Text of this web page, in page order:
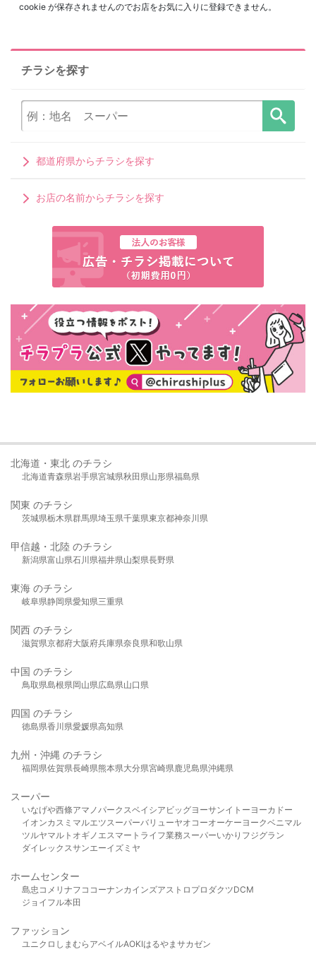
cookie が保存されませんのでお店をお気に入りに登録できません。
チラシを探す
都道府県からチラシを探す
お店の名前からチラシを探す
北海道・東北 のチラシ
北海道青森県岩手県宮城県秋田県山形県福島県
関東 のチラシ
茨城県栃木県群馬県埼玉県千葉県東京都神奈川県
甲信越・北陸 のチラシ
新潟県富山県石川県福井県山梨県長野県
東海 のチラシ
岐阜県静岡県愛知県三重県
関西 のチラシ
滋賀県京都府大阪府兵庫県奈良県和歌山県
中国 のチラシ
鳥取県島根県岡山県広島県山口県
四国 のチラシ
徳島県香川県愛媛県高知県
九州・沖縄 のチラシ
福岡県佐賀県長崎県熊本県大分県宮崎県鹿児島県沖縄県
スーパー
いなげや西條アマノパークスベイシア ビッグヨーサンイトーヨーカドー
イオンカスミ マルエツスーパーバリューヤオコーオーケー ヨークベニマル
ツルヤマルト オギノ エスマート ライフ業務スーパーいかり フジグラン
ダイレックスサンエーイズミヤ
ホームセンター
島忠 コメリ ナフコ コーナンカインズアストロプロダクツDCM
ジョイフル本田
ファッション
ユニクロ しまむら アベイルAOKIはるやま サカゼン